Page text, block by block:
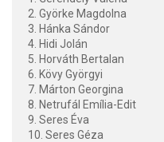
2. Györke Magdolna
3. Hánka Sándor
4. Hidi Jolán
5. Horváth Bertalan
6. Kövy Györgyi
7. Márton Georgina
8. Netrufál Emília-Edit
9. Seres Éva
10. Seres Géza